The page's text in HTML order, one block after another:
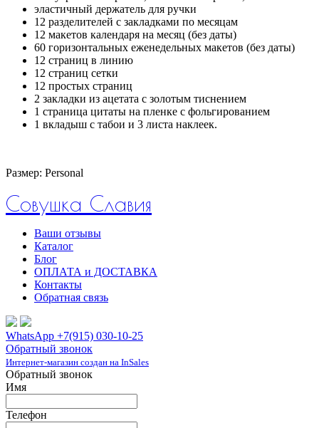
эластичный держатель для ручки
12 разделителей с закладками по месяцам
12 макетов календаря на месяц (без даты)
60 горизонтальных еженедельных макетов (без даты)
12 страниц в линию
12 страниц сетки
12 простых страниц
2 закладки из ацетата с золотым тиснением
1 страница цитаты на пленке с фольгированием
1 вкладыш с табои и 3 листа наклеек.
Размер: Personal
Совушка Славия
Ваши отзывы
Каталог
Блог
ОПЛАТА и ДОСТАВКА
Контакты
Обратная связь
WhatsApp +7(915) 030-10-25
Обратный звонок
Интернет-магазин создан на InSales
Обратный звонок
Имя
Телефон